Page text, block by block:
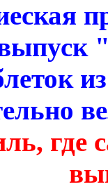
где